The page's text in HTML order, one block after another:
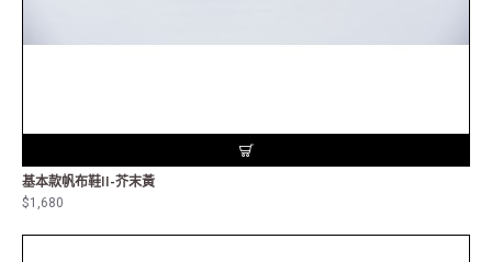
基本款帆布鞋II-芥末黃
$1,680